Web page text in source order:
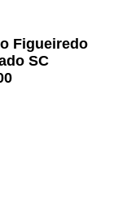
Figueiredo
SC